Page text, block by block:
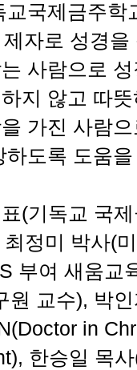
국제금주학
자로 성경
사람으로
지 않고 따
가진 사람
도록 도움
(기독교 국
정미 박사(
부여 새움교
원 교수), 박
in
한승일 목